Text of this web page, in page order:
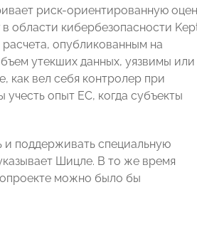
риск-ориентированную
области кибербезопасности
опубликованным на
утекших данных, уязвимы или
как вел себя контролер при
опыт ЕС, когда субъекты
и поддерживать специальную
Шицле. В то же время
можно было бы